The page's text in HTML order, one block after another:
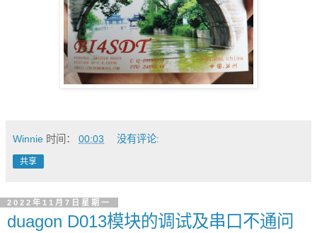
Winnie 时间： 00:03 没有评论:
共享
2022年11月7日星期一
duagon D013模块的调试及串口不通问